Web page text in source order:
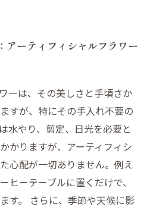
アーティフィシャルフラワー
ーは、その美しさと手頃さか
すが、特にその手入れ不要の
水やり、剪定、日光を必要と
かりますが、アーティフィシ
心配が一切ありません。例え
ヒーテーブルに置くだけで、
す。 さらに、季節や天候に影